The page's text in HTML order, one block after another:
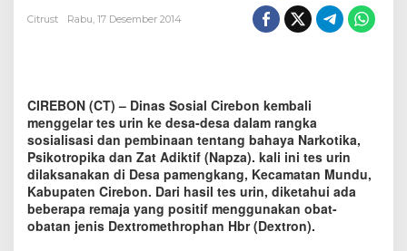
h
k
a
n
P
i
l
D
e
x
Citrust Rabu, 17 Desember 2014
CIREBON (CT) – Dinas Sosial Cirebon kembali
menggelar tes urin ke desa-desa dalam rangka
sosialisasi dan pembinaan tentang bahaya Narkotika,
Psikotropika dan Zat Adiktif (Napza). kali ini tes urin
dilaksanakan di Desa pamengkang, Kecamatan Mundu,
Kabupaten Cirebon. Dari hasil tes urin, diketahui ada
beberapa remaja yang positif menggunakan obat-
obatan jenis Dextromethrophan Hbr (Dextron).